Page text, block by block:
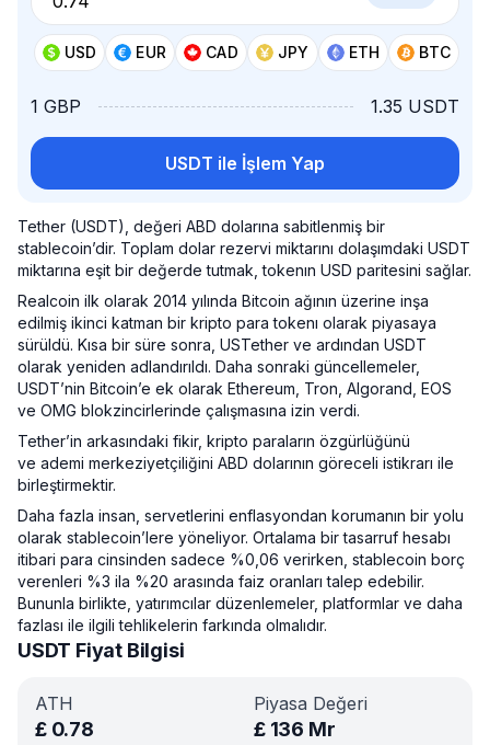
USD EUR CAD JPY ETH BTC
1 GBP 1.35 USDT
USDT ile İşlem Yap
Tether (USDT), değeri ABD dolarına sabitlenmiş bir
stablecoin’dir. Toplam dolar rezervi miktarını dolaşımdaki USDT
miktarına eşit bir değerde tutmak, tokenın USD paritesini sağlar.
Realcoin ilk olarak 2014 yılında Bitcoin ağının üzerine inşa
edilmiş ikinci katman bir kripto para tokenı olarak piyasaya
sürüldü. Kısa bir süre sonra, USTether ve ardından USDT
olarak yeniden adlandırıldı. Daha sonraki güncellemeler,
USDT’nin Bitcoin’e ek olarak Ethereum, Tron, Algorand, EOS
ve OMG blokzincirlerinde çalışmasına izin verdi.
Tether’in arkasındaki fikir, kripto paraların özgürlüğünü
ve ademi merkeziyetçiliğini ABD dolarının göreceli istikrarı ile
birleştirmektir.
Daha fazla insan, servetlerini enflasyondan korumanın bir yolu
olarak stablecoin’lere yöneliyor. Ortalama bir tasarruf hesabı
itibari para cinsinden sadece %0,06 verirken, stablecoin borç
verenleri %3 ila %20 arasında faiz oranları talep edebilir.
Bununla birlikte, yatırımcılar düzenlemeler, platformlar ve daha
fazlası ile ilgili tehlikelerin farkında olmalıdır.
USDT Fiyat Bilgisi
ATH
£ 0.78
Piyasa Değeri
£ 136 Mr